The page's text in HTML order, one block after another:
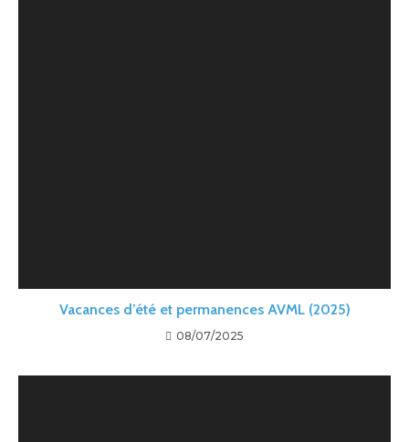
Vacances d’été et permanences AVML (2025)
08/07/2025